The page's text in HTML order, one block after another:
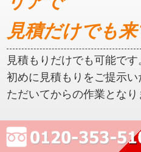
見積だけでも
見積もりだけでも可能です
初めに見積もりをご提示
ただいてからの作業となり
宮城県石巻